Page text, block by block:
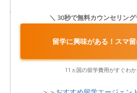
＼ 30秒で無料カウンセリン
留学に興味がある！スマ
11ヵ国の留学費用がすぐわか